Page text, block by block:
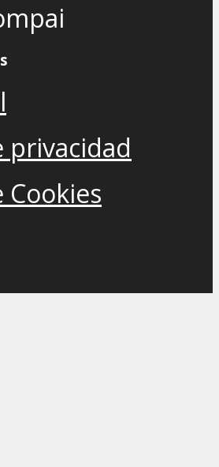
privacidad
Cookies